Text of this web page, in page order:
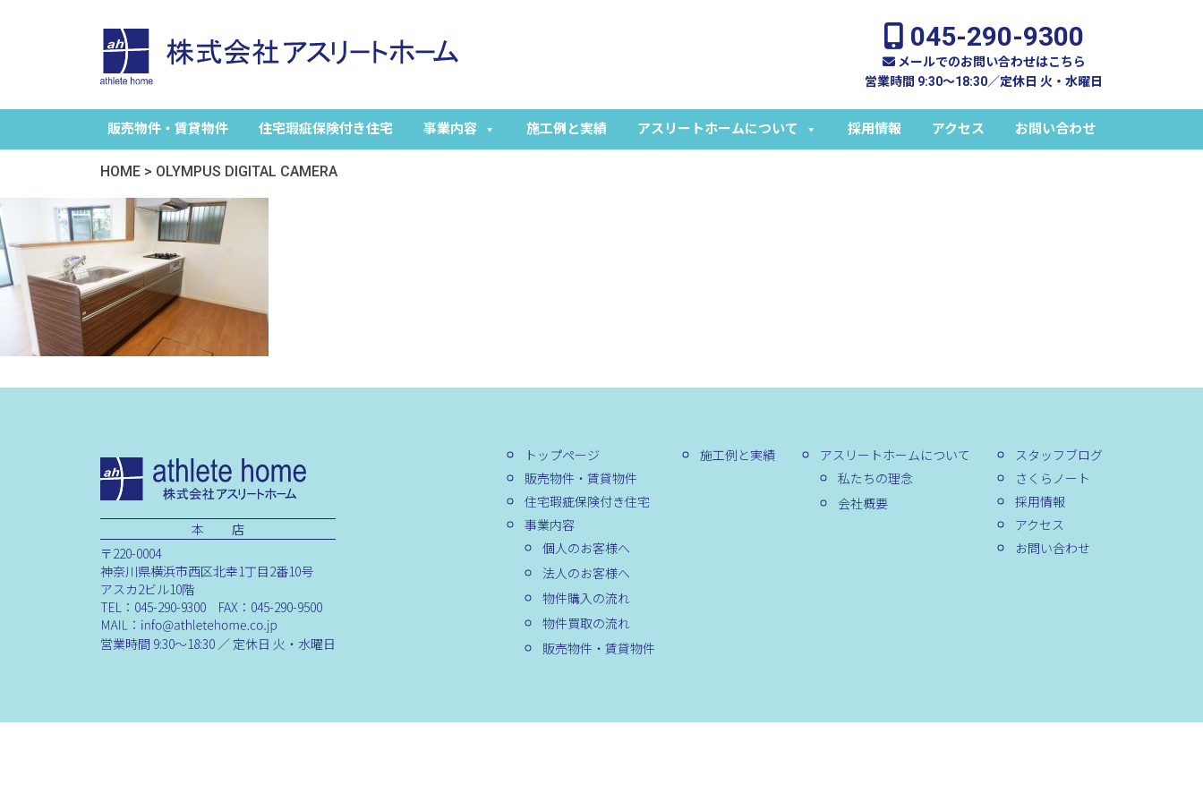
045-290-9300
メールでのお問い合わせはこちら
営業時間 9:30～18:30／定休日 火・水曜日
販売物件・賃貸物件 住宅瑕疵保険付き住宅 事業内容 施工例と実績 アスリートホームについて 採用情報 アクセス お問い合わせ
HOME > OLYMPUS DIGITAL CAMERA
本 店
〒220-0004
神奈川県横浜市西区北幸1丁目2番10号
アスカ2ビル10階
TEL：045-290-9300 FAX：045-290-9500
営業時間 9:30～18:30 ／ 定休日 火・水曜日
トップページ
販売物件・賃貸物件
住宅瑕疵保険付き住宅
事業内容
個人のお客様へ
法人のお客様へ
物件購入の流れ
物件買取の流れ
販売物件・賃貸物件
施工例と実績
アスリートホームについて
私たちの理念
会社概要
スタッフブログ
さくらノート
採用情報
アクセス
お問い合わせ